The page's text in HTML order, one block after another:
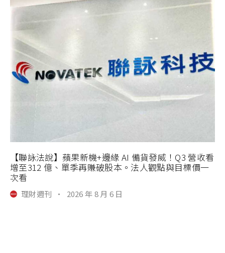
【聯詠法說】蘋果新機+邊緣 AI 備貨發威！Q3 營收看
增至312 億、單季再賺破股本。法人觀點與目標價一
次看
理財週刊 · 2026 年 8 月 6 日